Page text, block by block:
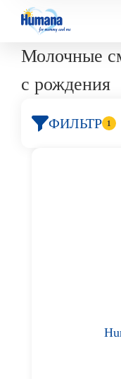
RUUA
Молочные
с рождения
ФИЛЬТР 1